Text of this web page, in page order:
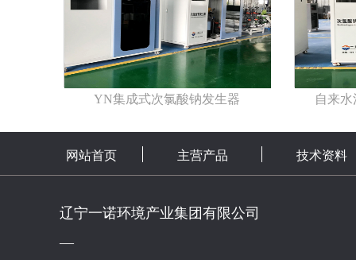
YN集成式次氯酸钠发生器 自来
网站首页 主营产品 技术资料
辽宁一诺环境产业集团有限公司
—